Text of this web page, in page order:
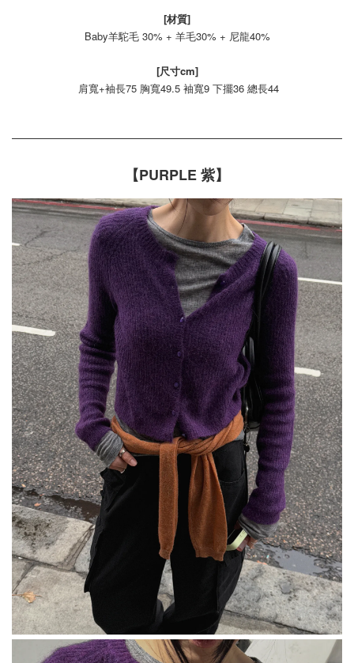
[材質]
Baby羊駝毛 30% + 羊毛30% + 尼龍40%
[尺寸cm]
肩寬+袖長75 胸寬49.5 袖寬9 下擺36 總長44
【PURPLE 紫】